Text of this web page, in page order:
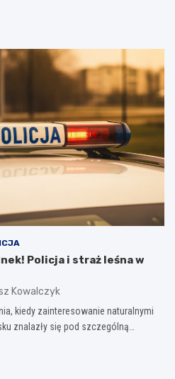
Policja i straż leśna w
Kowalczyk
kiedy zainteresowanie naturalnymi
znalazły się pod szczególną…